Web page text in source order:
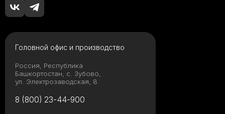
Головной офис и производство
Россия, Республика
Башкортостан, с. Зубово,
ул. Электрозаводская, 8
8 (800) 23-44-900